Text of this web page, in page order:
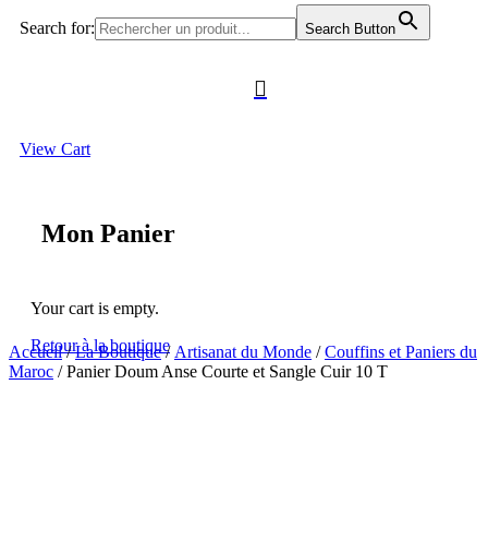
Search for: Search Button

View Cart
Mon Panier
Your cart is empty.
Retour à la boutique
Accueil/La Boutique/ Artisanat du Monde /Couffins et Paniers du
Maroc / Panier Doum Anse Courte et Sangle Cuir 10 T